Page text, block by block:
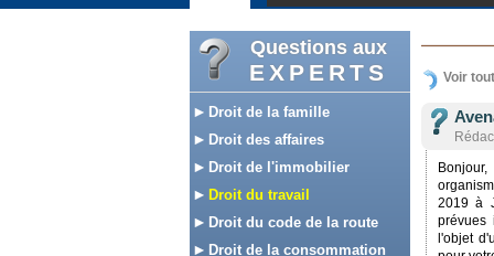
Questions aux
EXPERTS
Droit de la famille
Droit des affaires
Droit de l'immobilier
Droit du travail
Droit du code de la route
Droit de la consommation
Voir
2019 à
prévues
l'objet